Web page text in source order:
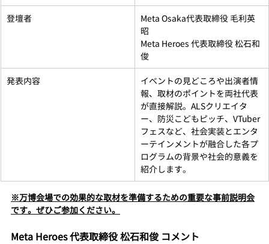
登壇者
Meta Osaka代表取締役 毛利英
昭
Meta Heroes 代表取締役 松石和
俊
発表内容
イベントの見どころや出演者情
報、取材のポイントを両社代表
が直接解説。ALSクリエイタ
ー、防災こどもピッチ、VTuber
フェスなど、社会実装とエンタ
ーテインメントが融合した各プ
ログラムの背景や社会的意義を
紹介します。
※万博会場での効果的な取材を準備するための重要な事前説明会
です。ぜひご参加ください。
Meta Heroes 代表取締役 松石和俊 コメント